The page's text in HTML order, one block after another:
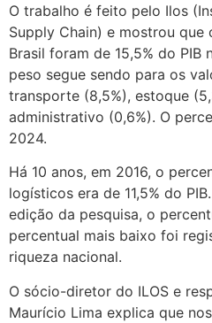
O trabalho é feito pelo Ilos
Supply Chain) e mostrou
Brasil foram de 15,5% do PIB
peso segue sendo para os
transporte (8,5%), estoque
administrativo (0,6%). O
2024.
Há 10 anos, em 2016, o
logísticos era de 11,5% do
edição da pesquisa, o
percentual mais baixo foi
riqueza nacional.
O sócio-diretor do ILOS e
Maurício Lima explica que